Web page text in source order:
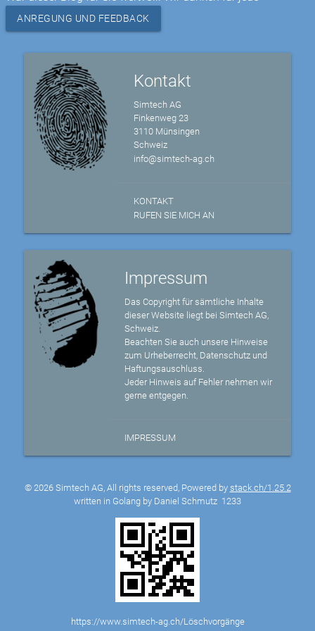
ANREGUNG UND FEEDBACK
Kontakt
Simtech AG
Finkenweg 23
3110 Münsingen
Schweiz
info@simtech-ag.ch
KONTAKT
RUFEN SIE MICH AN
Impressum
Das Copyright für sämtliche Inhalte
dieser Website liegt bei Simtech AG,
Schweiz.
Beachten Sie auch unsere Hinweise
zum Urheberrecht, Datenschutz und
Haftungsauschluss.
Jeder Hinweis auf Fehler nehmen wir
gerne entgegen.
IMPRESSUM
© 2026 Simtech AG, All rights reserved, Powered by stack.ch/1.25.2
written in Golang by Daniel Schmutz 1233
https://www.simtech-ag.ch/Löschvorgänge